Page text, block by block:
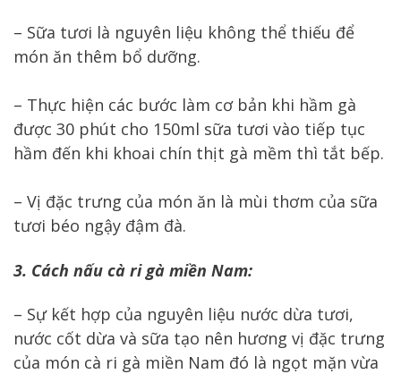
– Sữa tươi là nguyên liệu không thể thiếu để
món ăn thêm bổ dưỡng.
– Thực hiện các bước làm cơ bản khi hầm gà
được 30 phút cho 150ml sữa tươi vào tiếp tục
hầm đến khi khoai chín thịt gà mềm thì tắt bếp.
– Vị đặc trưng của món ăn là mùi thơm của sữa
tươi béo ngậy đậm đà.
3. Cách nấu cà ri gà miền Nam:
– Sự kết hợp của nguyên liệu nước dừa tươi,
nước cốt dừa và sữa tạo nên hương vị đặc trưng
của món cà ri gà miền Nam đó là ngọt mặn vừa